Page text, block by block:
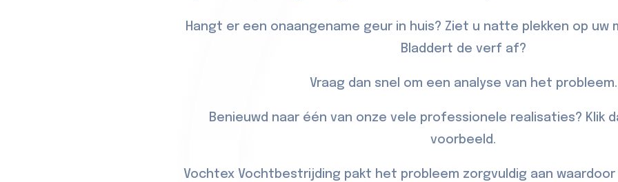
Hangt er een onaangename geur in huis? Ziet u natte plekken op uw
Bladdert de verf af?
Vraag dan snel om een analyse van het probleem.
Benieuwd naar één van onze vele professionele realisaties? Klik
voorbeeld.
Vochtex Vochtbestrijding pakt het probleem zorgvuldig aan